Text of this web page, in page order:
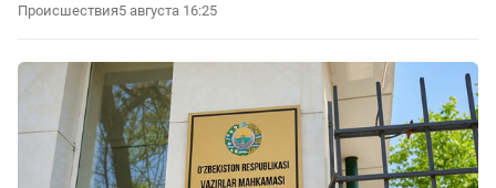
Происшествия5 августа 16:25